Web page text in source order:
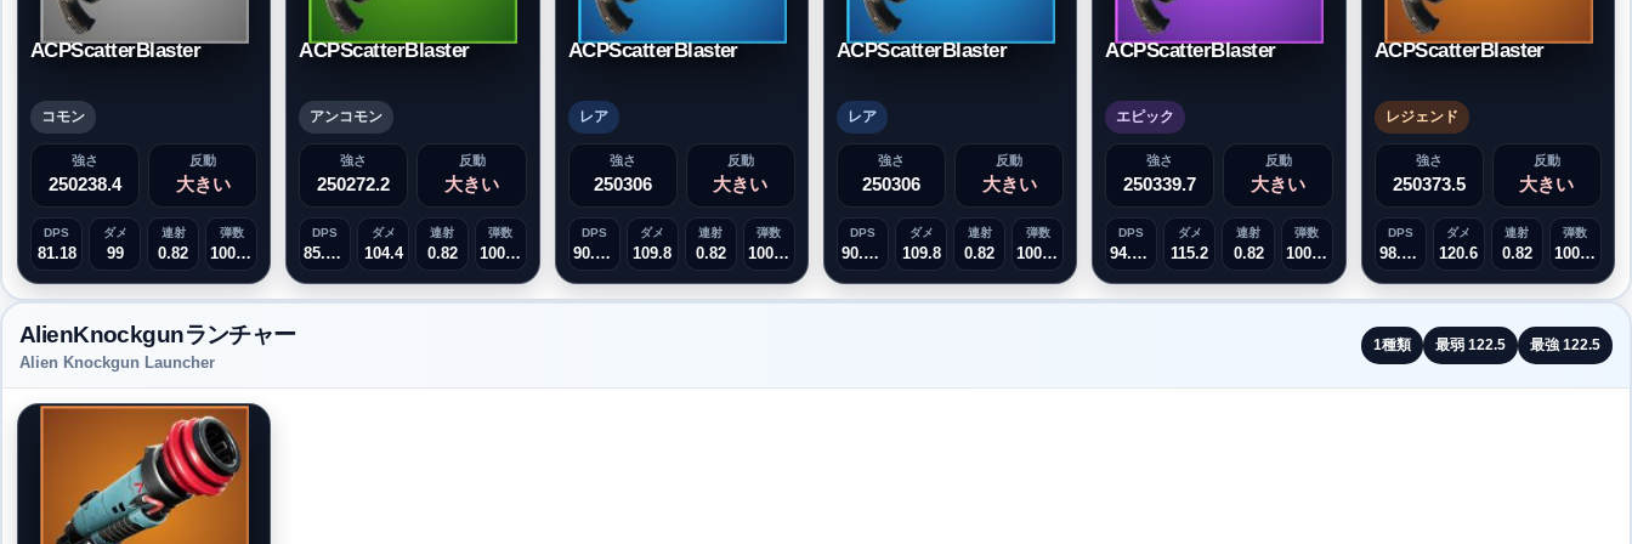
ACPScatterBlaster
コモン
強さ
250238.4
反動
大きい
DPS
81.18
ダメ
99
連射
0.82
弾数
1000000
ACPScatterBlaster
アンコモン
強さ
250272.2
反動
大きい
DPS
85.608
ダメ
104.4
連射
0.82
弾数
1000000
ACPScatterBlaster
レア
強さ
250306
反動
大きい
DPS
90.036
ダメ
109.8
連射
0.82
弾数
1000000
ACPScatterBlaster
レア
強さ
250306
反動
大きい
DPS
90.036
ダメ
109.8
連射
0.82
弾数
1000000
ACPScatterBlaster
エピック
強さ
250339.7
反動
大きい
DPS
94.464
ダメ
115.2
連射
0.82
弾数
1000000
ACPScatterBlaster
レジェンド
強さ
250373.5
反動
大きい
DPS
98.892
ダメ
120.6
連射
0.82
弾数
1000000
AlienKnockgunランチャー
Alien Knockgun Launcher
1種類 最弱 122.5 最強 122.5